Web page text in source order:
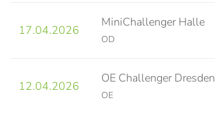
17.04.2026
MiniChallenger Halle
OD
12.04.2026
OE Challenger Dresden
OE